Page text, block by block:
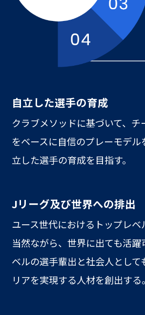
自立した選手の育成
クラブメソッドに基づいて、チ
をベースに自信のプレーモデル
立した選手の育成を目指す。
Jリーグ及び世界への排出
ユース世代におけるトップレベ
当然ながら、世界に出ても活
ベルの選手輩出と社会人として
リアを実現する人材を創出する。